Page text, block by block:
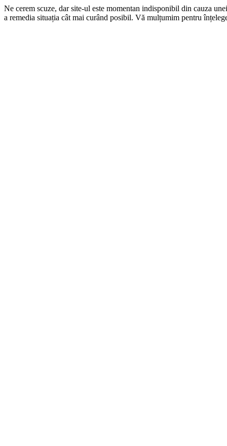
Ne cerem scuze, dar site-ul este momentan indisponibil din cauza
a remedia situația cât mai curând posibil. Vă mulțumim pentru